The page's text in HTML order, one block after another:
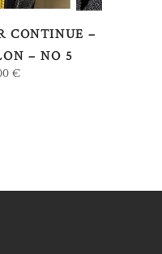
options
peuvent
être
produit
CONTINUE –
– NO 5
€